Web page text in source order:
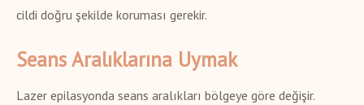
cildi doğru şekilde koruması gerekir.
Seans Aralıklarına Uymak
Lazer epilasyonda seans aralıkları bölgeye göre değişir.